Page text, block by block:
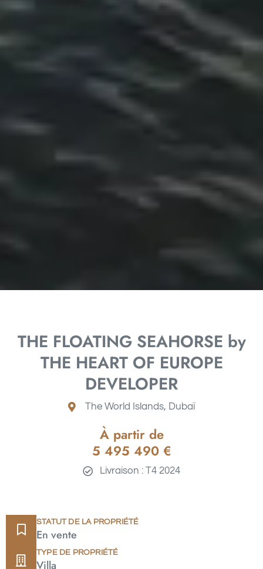
THE FLOATING SEAHORSE by
THE HEART OF EUROPE
DEVELOPER
The World Islands, Dubaï
À partir de
5 495 490 €
Livraison : T4 2024
STATUT DE LA PROPRIÉTÉ
En vente
TYPE DE PROPRIÉTÉ
Villa